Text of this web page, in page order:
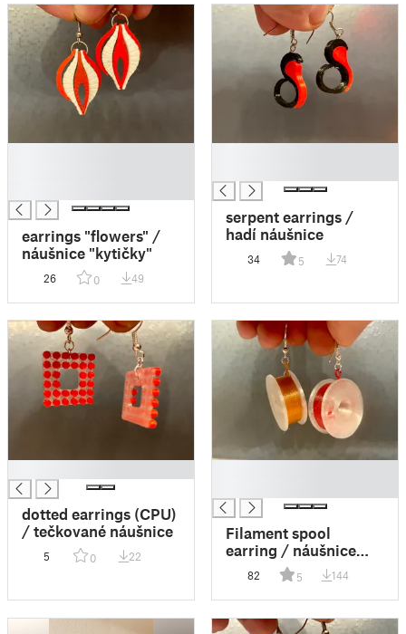
earrings "flowers" /
náušnice "kytičky"
26 0 49
serpent earrings /
hadí náušnice
34 5 74
dotted earrings (CPU)
/ tečkované náušnice
5 0 22
Filament spool
earring / náušnice
filamenty
82 5 144